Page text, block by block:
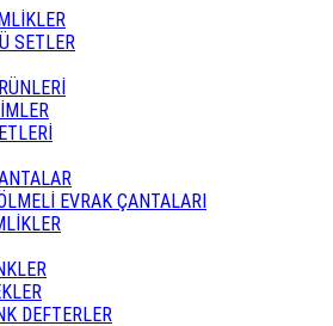
SETLER
EVRAK ÇANTALARI
DEFTERLER